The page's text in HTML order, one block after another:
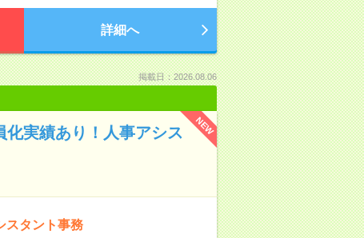
詳細へ
掲載日：2026.08.06
NEW
実績あり！人事アシス
スタント事務